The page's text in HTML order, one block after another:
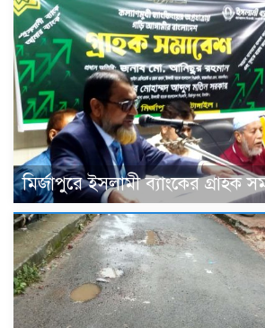
মির্জাপুরে ইসলামী ব্যাংকের গ্রাহক